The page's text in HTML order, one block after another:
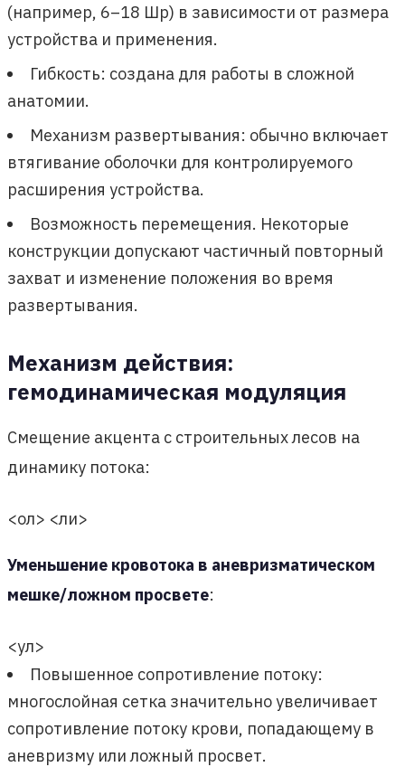
(например, 6–18 Шр) в зависимости от размера
устройства и применения.
Гибкость: создана для работы в сложной
анатомии.
Механизм развертывания: обычно включает
втягивание оболочки для контролируемого
расширения устройства.
Возможность перемещения. Некоторые
конструкции допускают частичный повторный
захват и изменение положения во время
развертывания.
Механизм действия:
гемодинамическая модуляция
Смещение акцента с строительных лесов на
динамику потока:
<ол> <ли>
Уменьшение кровотока в аневризматическом
мешке/ложном просвете:
<ул>
Повышенное сопротивление потоку:
многослойная сетка значительно увеличивает
сопротивление потоку крови, попадающему в
аневризму или ложный просвет.